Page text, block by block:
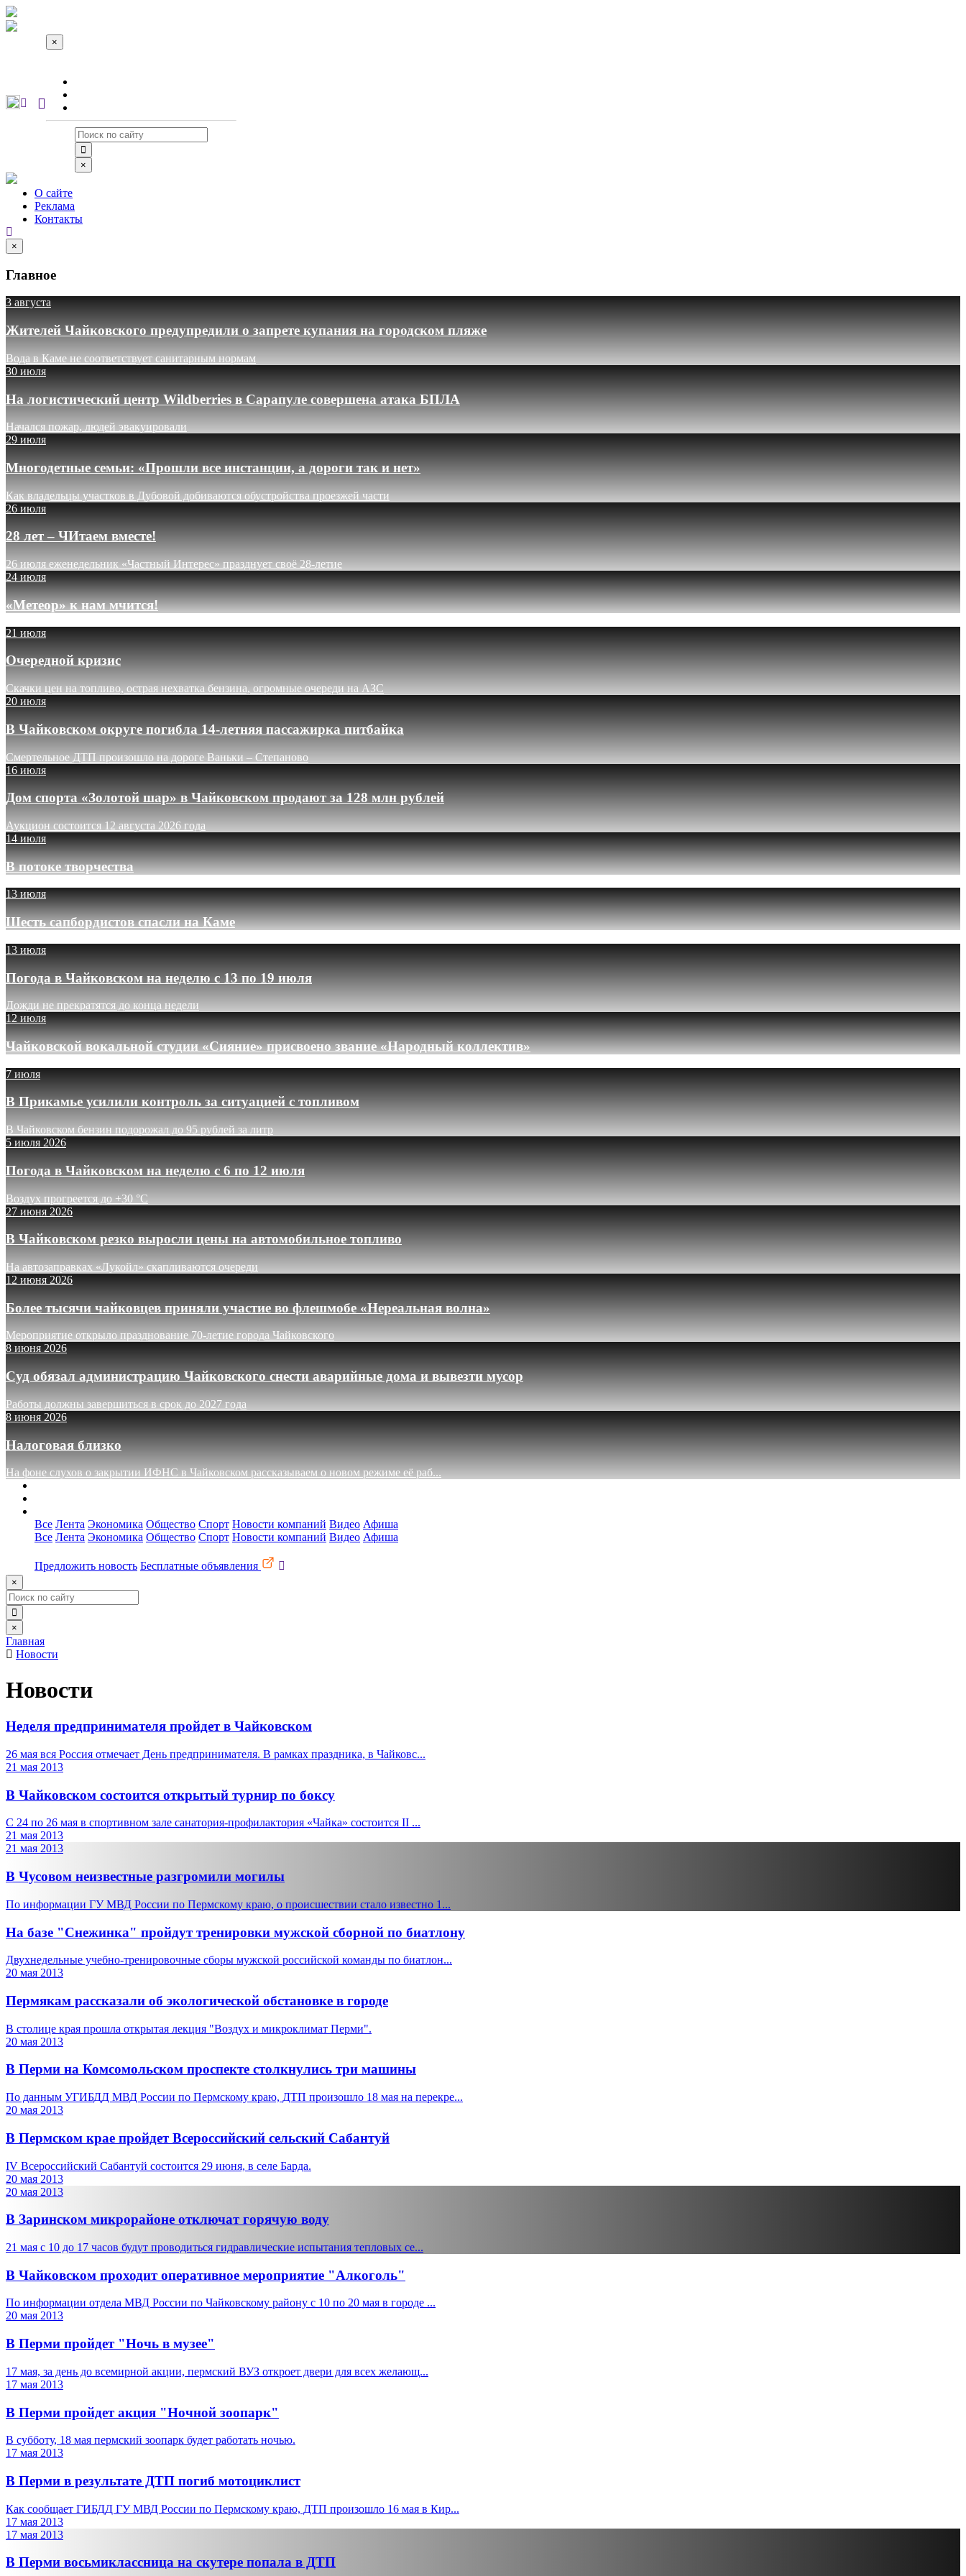
×
×
О сайте
Реклама
Контакты
×
Главное
3 августа
Жителей Чайковского предупредили о запрете купания на городском пляже
Вода в Каме не соответствует санитарным нормам
30 июля
На логистический центр Wildberries в Сарапуле совершена атака БПЛА
Начался пожар, людей эвакуировали
29 июля
Многодетные семьи: «Прошли все инстанции, а дороги так и нет»
Как владельцы участков в Дубовой добиваются обустройства проезжей части
26 июля
28 лет – ЧИтаем вместе!
26 июля еженедельник «Частный Интерес» празднует своё 28-летие
24 июля
«Метеор» к нам мчится!
21 июля
Очередной кризис
Скачки цен на топливо, острая нехватка бензина, огромные очереди на АЗС
20 июля
В Чайковском округе погибла 14-летняя пассажирка питбайка
Смертельное ДТП произошло на дороге Ваньки – Степаново
16 июля
Дом спорта «Золотой шар» в Чайковском продают за 128 млн рублей
Аукцион состоится 12 августа 2026 года
14 июля
В потоке творчества
13 июля
Шесть сапбордистов спасли на Каме
13 июля
Погода в Чайковском на неделю с 13 по 19 июля
Дожди не прекратятся до конца недели
12 июля
Чайковской вокальной студии «Сияние» присвоено звание «Народный коллектив»
7 июля
В Прикамье усилили контроль за ситуацией с топливом
В Чайковском бензин подорожал до 95 рублей за литр
5 июля 2026
Погода в Чайковском на неделю с 6 по 12 июля
Воздух прогреется до +30 °C
27 июня 2026
В Чайковском резко выросли цены на автомобильное топливо
На автозаправках «Лукойл» скапливаются очереди
12 июня 2026
Более тысячи чайковцев приняли участие во флешмобе «Нереальная волна»
Мероприятие открыло празднование 70-летие города Чайковского
8 июня 2026
Суд обязал администрацию Чайковского снести аварийные дома и вывезти мусор
Работы должны завершиться в срок до 2027 года
8 июня 2026
Налоговая близко
На фоне слухов о закрытии ИФНС в Чайковском рассказываем о новом режиме её раб...
Все Лента Экономика Общество Спорт Новости компаний Видео Афиша
Все Лента Экономика Общество Спорт Новости компаний Видео Афиша
Предложить новость Бесплатные объявления
×
×
Главная
Новости
Новости
Неделя предпринимателя пройдет в Чайковском
26 мая вся Россия отмечает День предпринимателя. В рамках праздника, в Чайковс...
21 мая 2013
В Чайковском состоится открытый турнир по боксу
С 24 по 26 мая в спортивном зале санатория-профилактория «Чайка» состоится II ...
21 мая 2013
21 мая 2013
В Чусовом неизвестные разгромили могилы
По информации ГУ МВД России по Пермскому краю, о происшествии стало известно 1...
На базе "Снежинка" пройдут тренировки мужской сборной по биатлону
Двухнедельные учебно-тренировочные сборы мужской российской команды по биатлон...
20 мая 2013
Пермякам рассказали об экологической обстановке в городе
В столице края прошла открытая лекция "Воздух и микроклимат Перми".
20 мая 2013
В Перми на Комсомольском проспекте столкнулись три машины
По данным УГИБДД МВД России по Пермскому краю, ДТП произошло 18 мая на перекре...
20 мая 2013
В Пермском крае пройдет Всероссийский сельский Сабантуй
IV Всероссийский Сабантуй состоится 29 июня, в селе Барда.
20 мая 2013
20 мая 2013
В Заринском микрорайоне отключат горячую воду
21 мая с 10 до 17 часов будут проводиться гидравлические испытания тепловых се...
В Чайковском проходит оперативное мероприятие "Алкоголь"
По информации отдела МВД России по Чайковскому району с 10 по 20 мая в городе ...
20 мая 2013
В Перми пройдет "Ночь в музее"
17 мая, за день до всемирной акции, пермский ВУЗ откроет двери для всех желающ...
17 мая 2013
В Перми пройдет акция "Ночной зоопарк"
В субботу, 18 мая пермский зоопарк будет работать ночью.
17 мая 2013
В Перми в результате ДТП погиб мотоциклист
Как сообщает ГИБДД ГУ МВД России по Пермскому краю, ДТП произошло 16 мая в Кир...
17 мая 2013
17 мая 2013
В Перми восьмиклассница на скутере попала в ДТП